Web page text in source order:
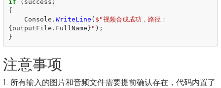
if
( success )
{
Console . WriteLine ( $"视频合成成功，路径：
{outputFile . FullName} " );
}
注意事项
所有输入的图片和音频文件需要提前确认存在，代码内置了